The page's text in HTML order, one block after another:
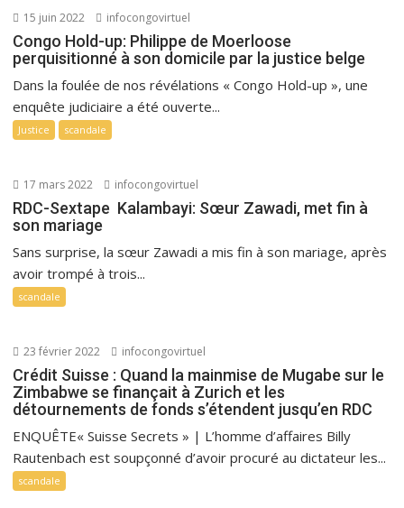
15 juin 2022 infocongovirtuel
Congo Hold-up: Philippe de Moerloose
perquisitionné à son domicile par la justice belge
Dans la foulée de nos révélations « Congo Hold-up », une
enquête judiciaire a été ouverte...
Justice scandale
17 mars 2022 infocongovirtuel
RDC-Sextape Kalambayi: Sœur Zawadi, met fin à
son mariage
Sans surprise, la sœur Zawadi a mis fin à son mariage, après
avoir trompé à trois...
scandale
23 février 2022 infocongovirtuel
Crédit Suisse : Quand la mainmise de Mugabe sur le
Zimbabwe se finançait à Zurich et les
détournements de fonds s’étendent jusqu’en RDC
ENQUÊTE« Suisse Secrets » | L’homme d’affaires Billy
Rautenbach est soupçonné d’avoir procuré au dictateur les...
scandale